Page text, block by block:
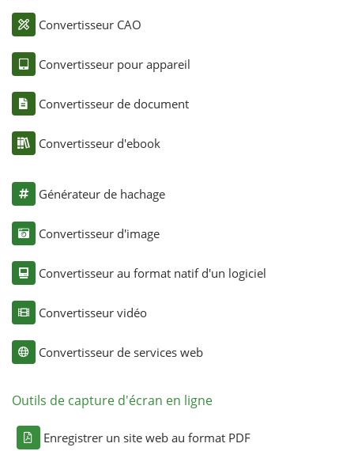
Convertisseur CAO
Convertisseur pour appareil
Convertisseur de document
Convertisseur d'ebook
Générateur de hachage
Convertisseur d'image
Convertisseur au format natif d'un logiciel
Convertisseur vidéo
Convertisseur de services web
Outils de capture d'écran en ligne
Enregistrer un site web au format PDF